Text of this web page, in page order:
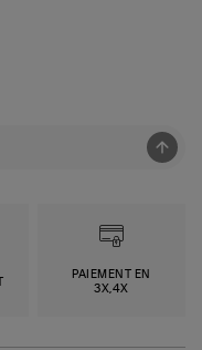
PAIEMENT EN
3X,4X